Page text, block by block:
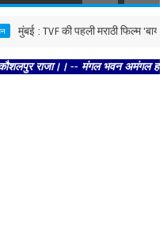
: TVF की पहली मराठी फिल्म 'बायंगी
-- मंगल भवन अमंगल हारी।